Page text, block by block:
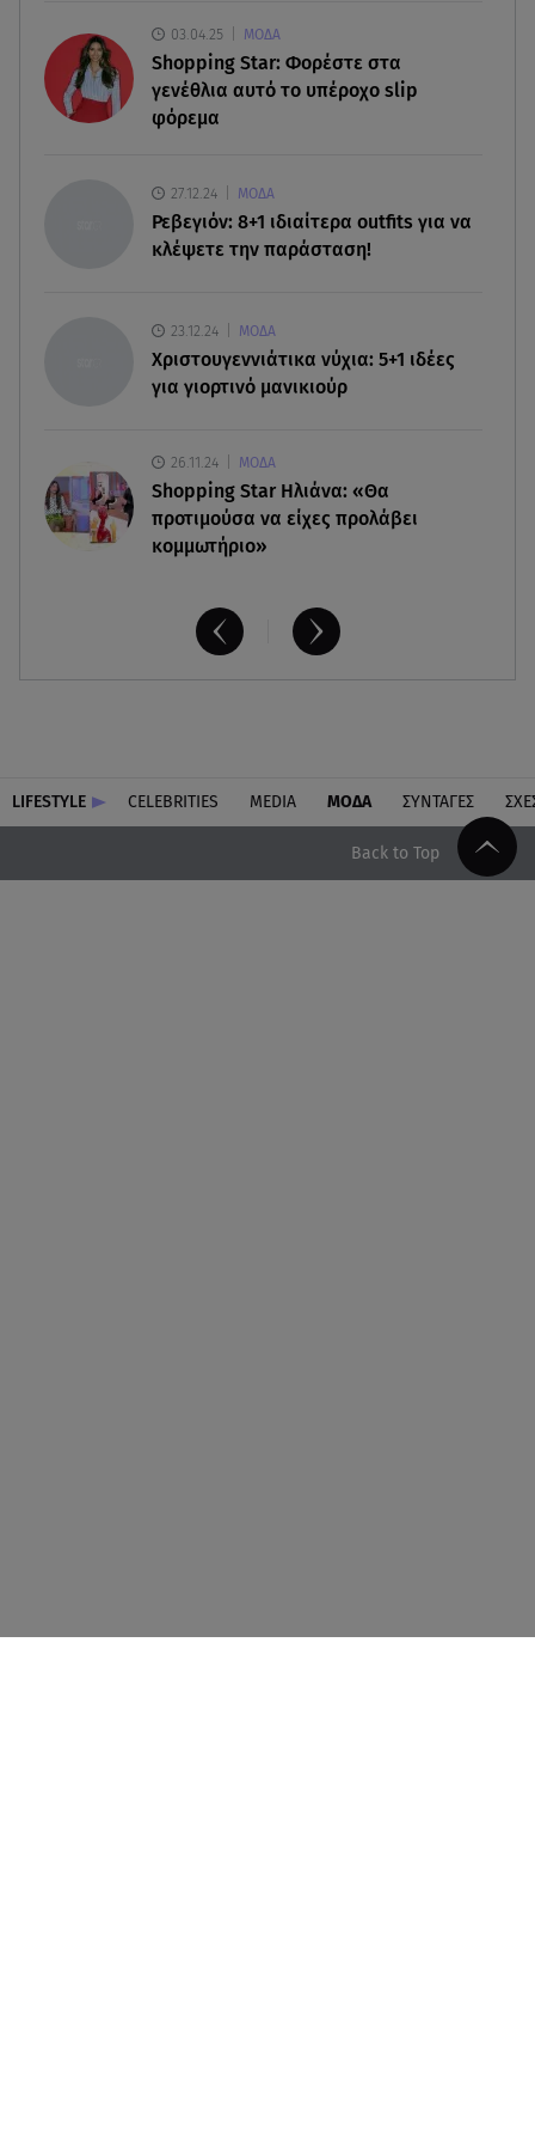
07.08.26 , 16:00
Ανακάλυψε ξανά τη δύναμή σου: μην σε τρομάζει
η μυϊκή απώλεια
07.08.26 , 15:24
Ιωάννα Τούνη - Δημήτρης Σπυριδωνίδης: Η
throwback φωτογραφία από την Ίμπιζα
Toyota C-HR: Δέκα χρόνια ξεχωριστής
καινοτομίας και επιτυχίας
03.04.25 ΜΟΔΑ
Shopping Star: Φορέστε στα
γενέθλια αυτό το υπέροχο slip
φόρεμα
27.12.24 ΜΟΔΑ
Ρεβεγιόν: 8+1 ιδιαίτερα outfits για να
κλέψετε την παράσταση!
23.12.24 ΜΟΔΑ
Χριστουγεννιάτικα νύχια: 5+1 ιδέες
για γιορτινό μανικιούρ
26.11.24 ΜΟΔΑ
Shopping Star Ηλιάνα: «Θα
προτιμούσα να είχες προλάβει
κομμωτήριο»
LIFESTYLE CELEBRITIES MEDIA ΜΟΔΑ ΣΥΝΤΑΓΕΣ
Back to Top